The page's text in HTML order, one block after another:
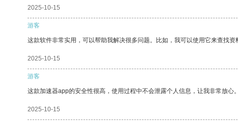
2025-10-15
游客
这款软件非常实用，可以帮助我解决很多问题。比如，我可以使用它来查找资
2025-10-15
游客
这款加速器app的安全性很高，使用过程中不会泄露个人信息，让我非常放心。
2025-10-15